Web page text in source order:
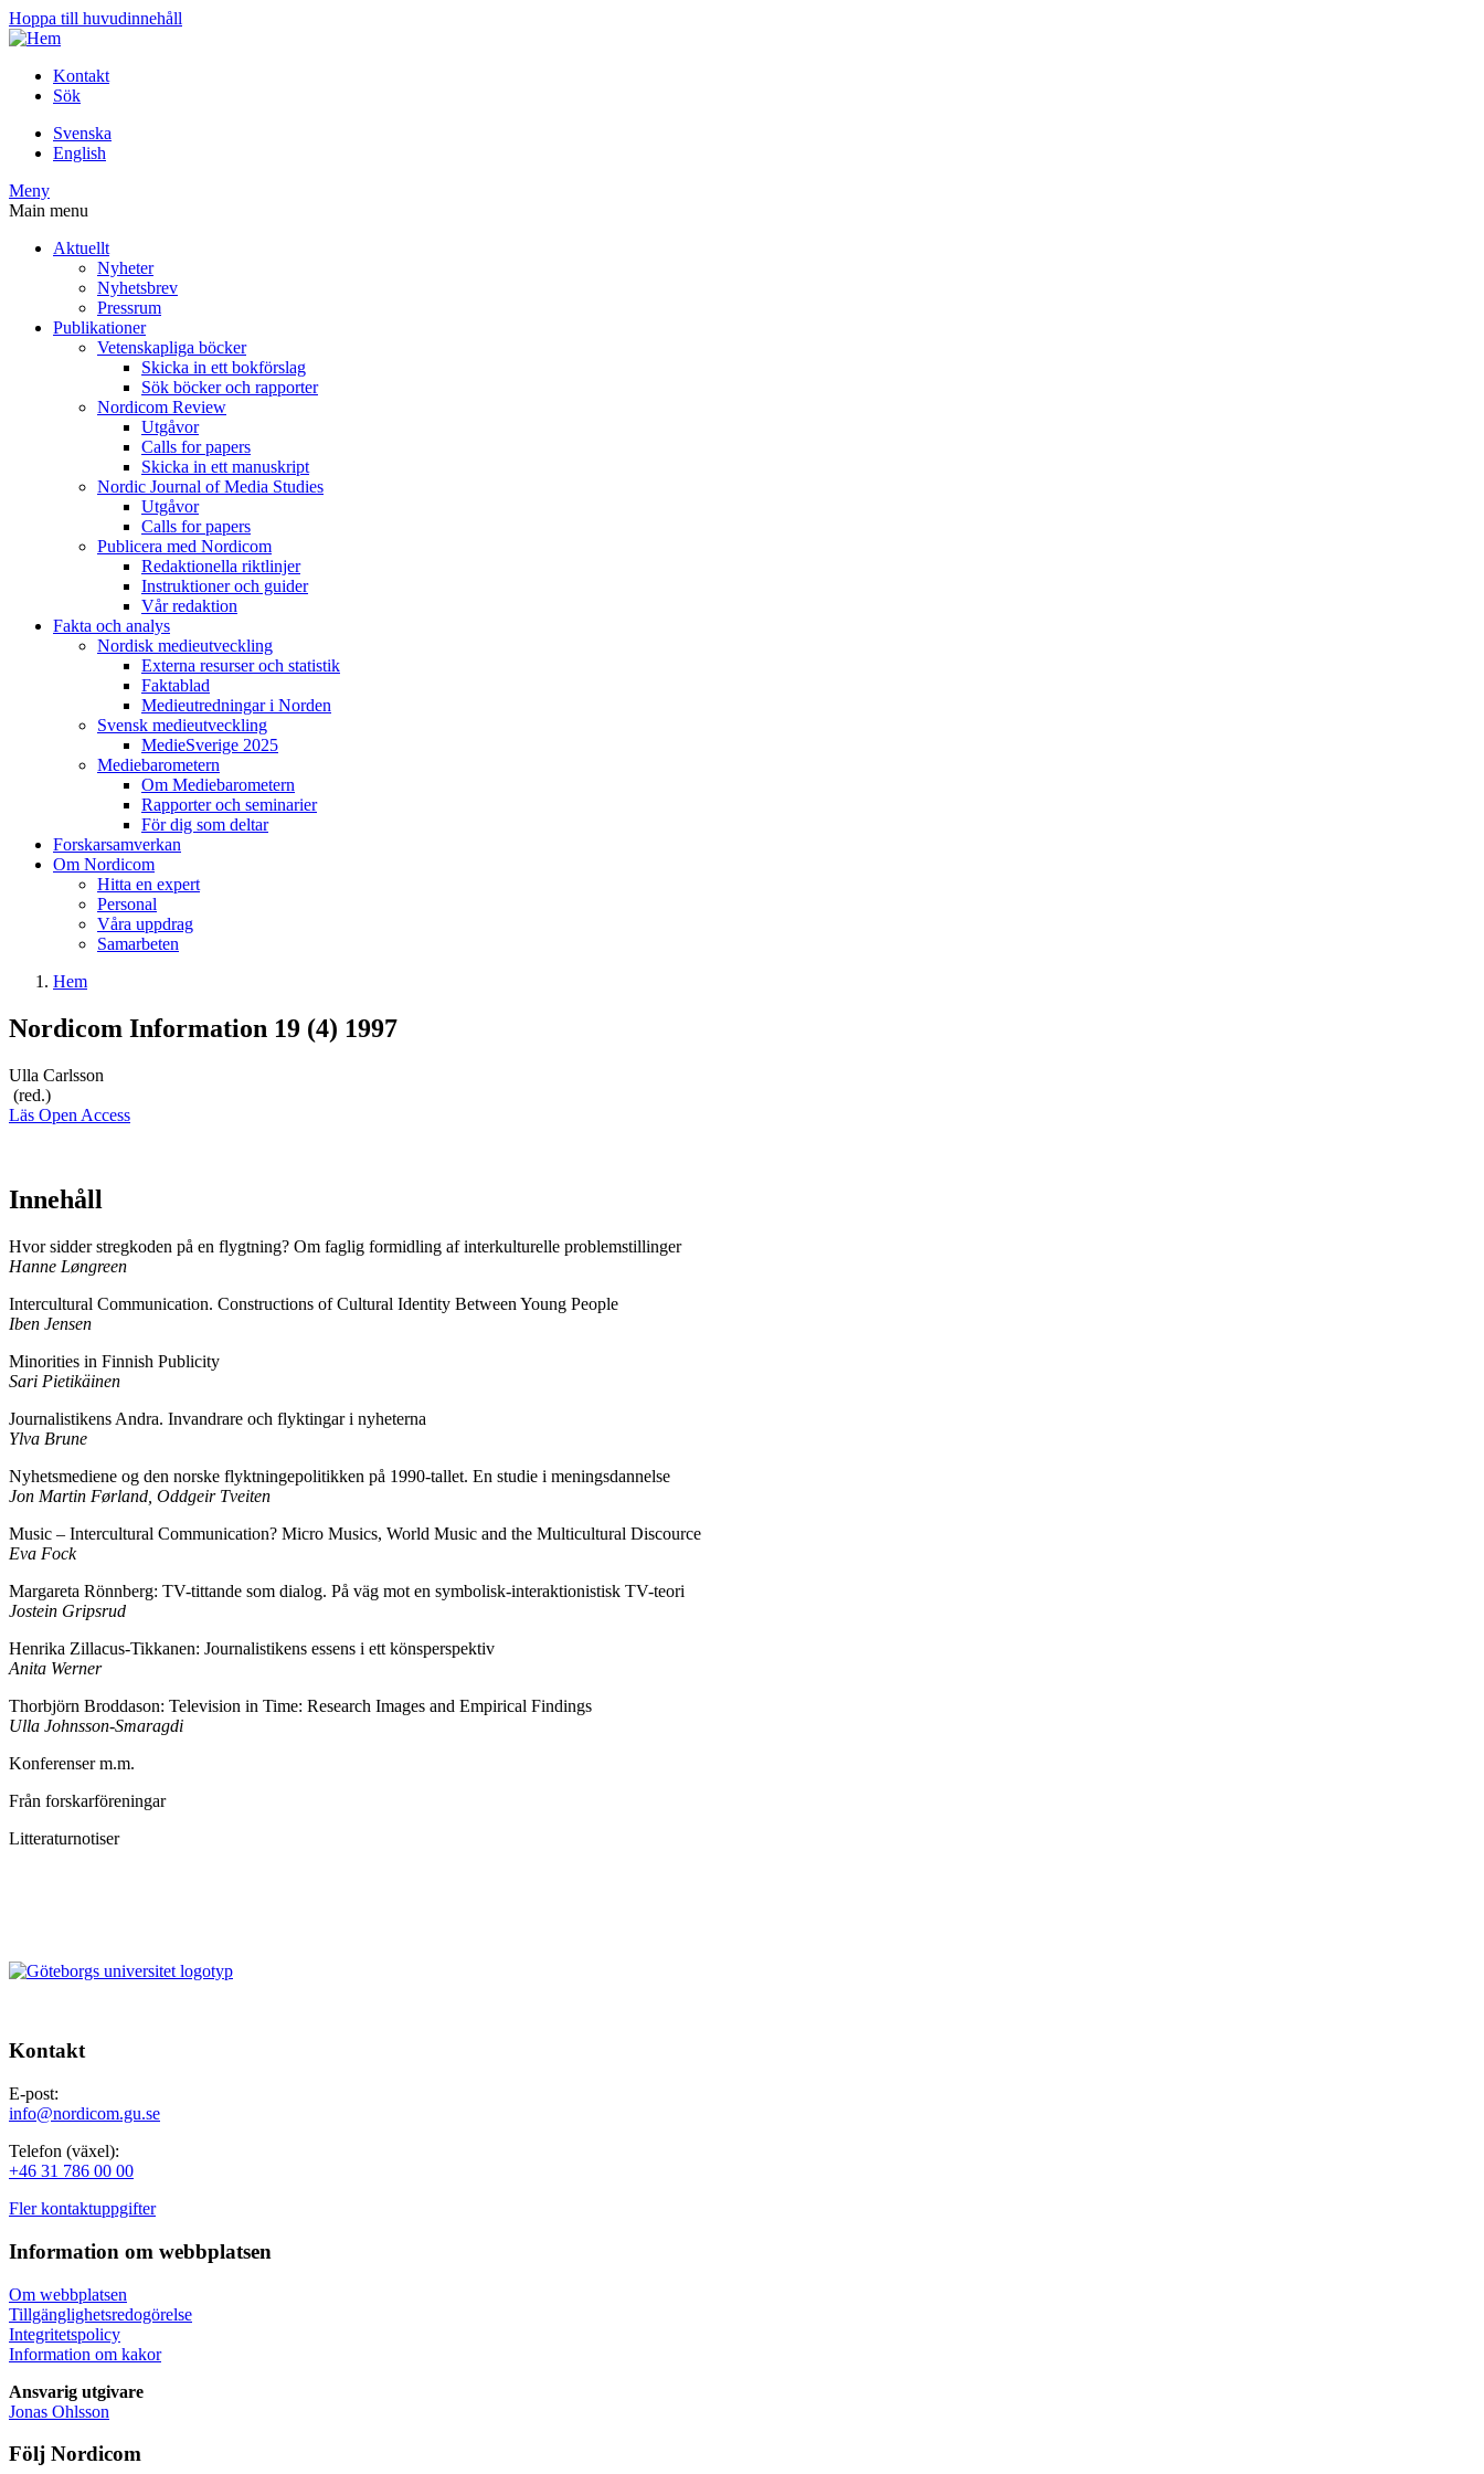
Hoppa till huvudinnehåll
Kontakt
Sök
Svenska
English
Meny
Main menu
Aktuellt
Nyheter
Nyhetsbrev
Pressrum
Publikationer
Vetenskapliga böcker
Skicka in ett bokförslag
Sök böcker och rapporter
Nordicom Review
Utgåvor
Calls for papers
Skicka in ett manuskript
Nordic Journal of Media Studies
Utgåvor
Calls for papers
Publicera med Nordicom
Redaktionella riktlinjer
Instruktioner och guider
Vår redaktion
Fakta och analys
Nordisk medieutveckling
Externa resurser och statistik
Faktablad
Medieutredningar i Norden
Svensk medieutveckling
MedieSverige 2025
Mediebarometern
Om Mediebarometern
Rapporter och seminarier
För dig som deltar
Forskarsamverkan
Om Nordicom
Hitta en expert
Personal
Våra uppdrag
Samarbeten
Hem
Nordicom Information 19 (4) 1997
Ulla Carlsson
(red.)
Läs Open Access
Innehåll
Hvor sidder stregkoden på en flygtning? Om faglig formidling af interkulturelle problemstillinger
Hanne Løngreen
Intercultural Communication. Constructions of Cultural Identity Between Young People
Iben Jensen
Minorities in Finnish Publicity
Sari Pietikäinen
Journalistikens Andra. Invandrare och flyktingar i nyheterna
Ylva Brune
Nyhetsmediene og den norske flyktningepolitikken på 1990-tallet. En studie i meningsdannelse
Jon Martin Førland, Oddgeir Tveiten
Music – Intercultural Communication? Micro Musics, World Music and the Multicultural Discource
Eva Fock
Margareta Rönnberg: TV-tittande som dialog. På väg mot en symbolisk-interaktionistisk TV-teori
Jostein Gripsrud
Henrika Zillacus-Tikkanen: Journalistikens essens i ett könsperspektiv
Anita Werner
Thorbjörn Broddason: Television in Time: Research Images and Empirical Findings
Ulla Johnsson-Smaragdi
Konferenser m.m.
Från forskarföreningar
Litteraturnotiser
Kontakt
E-post:
info@nordicom.gu.se
Telefon (växel):
+46 31 786 00 00
Fler kontaktuppgifter
Information om webbplatsen
Om webbplatsen
Tillgänglighetsredogörelse
Integritetspolicy
Information om kakor
Ansvarig utgivare
Jonas Ohlsson
Följ Nordicom